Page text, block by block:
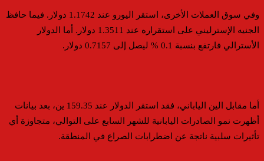
وفي سوق العملات الأخرى، استقر اليورو عند 1.1742 دولار. فيما حافظ
الجنيه الإسترليني على استقراره عند 1.3511 دولار. أما الدولار
الأسترالي فارتفع بنسبة 0.1 % ليصل إلى 0.7157 دولار.
أما مقابل الين الياباني، فقد استقر الدولار عند 159.35 ين، بعد بيانات
أظهرت نمو الصادرات اليابانية للشهر السابع على التوالي، متجاوزة أي
تأثيرات سلبية ناتجة عن اضطرابات الصراع في المنطقة.